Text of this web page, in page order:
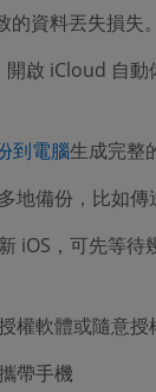
資料丟失損失。
啟 iCloud 自動
到電腦生成完整
地備份，比如
iOS，可先等待
權軟體或隨意授
帶手機